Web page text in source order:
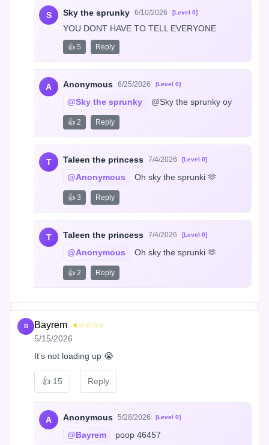
S Sky the sprunky 6/10/2026 [Level 0]
YOU DONT HAVE TO TELL EVERYONE
👍 5 Reply
A Anonymous 6/25/2026 [Level 0]
@Sky the sprunky @Sky the sprunky oy
👍 2 Reply
T Taleen the princess 7/4/2026 [Level 0]
@Anonymous Oh sky the sprunki 🫶
👍 3 Reply
T Taleen the princess 7/4/2026 [Level 0]
@Anonymous Oh sky the sprunki 🫶
👍 2 Reply
B Bayrem ★☆☆☆☆
5/15/2026
It’s not loading up 😭
👍 15 Reply
A Anonymous 5/28/2026 [Level 0]
@Bayrem poop 46457